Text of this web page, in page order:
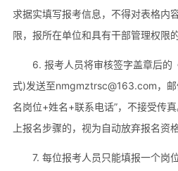
求据实填写报考信息，不得对表格内
限，报所在单位和具有干部管理权限
6. 报考人员将审核签字盖章后
式)发送至nmgmztrsc@163.com，邮
名岗位+姓名+联系电话”，不接受传
上报名步骤的，视为自动放弃报名资格
7. 每位报考人员只能填报一个岗